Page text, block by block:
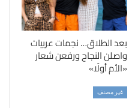
بعد الطلاق… نجمات عربيات
واصلن النجاح ورفعن شعار
«الأم أولًا»
غير مصنف